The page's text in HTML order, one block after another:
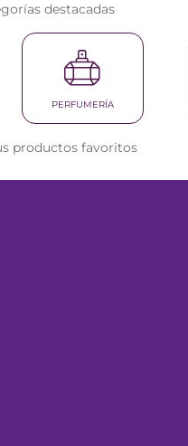
destacadas
PERFUMERÍA
productos favoritos